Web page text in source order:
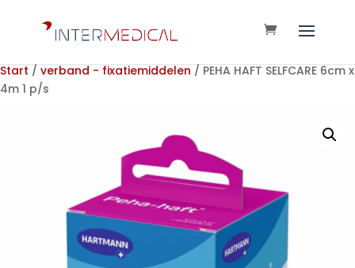
Start / verband - fixatiemiddelen / PEHA HAFT SELFCARE 6cm x
4m 1 p/s